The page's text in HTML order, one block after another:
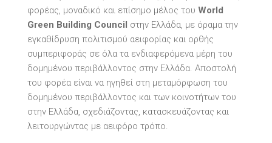
φορέας, μοναδικό και επίσημο μέλος του World
Green Building Council στην Ελλάδα, με όραμα την
εγκαθίδρυση πολιτισμού αειφορίας και ορθής
συμπεριφοράς σε όλα τα ενδιαφερόμενα μέρη του
δομημένου περιβάλλοντος στην Ελλάδα. Αποστολή
του φορέα είναι να ηγηθεί στη μεταμόρφωση του
δομημένου περιβάλλοντος και των κοινοτήτων του
στην Ελλάδα, σχεδιάζοντας, κατασκευάζοντας και
λειτουργώντας με αειφόρο τρόπο.